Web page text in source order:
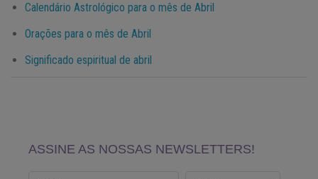
Calendário Astrológico para o mês de Abril
Orações para o mês de Abril
Significado espiritual de abril